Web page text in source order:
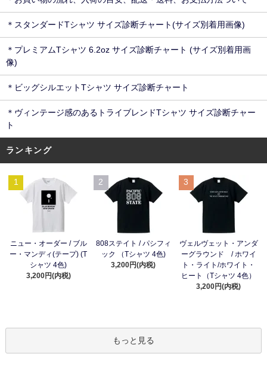
＊スタンダードTシャツ サイズ診断チャート(サイズ別着用画像)
＊プレミアムTシャツ 6.2oz サイズ診断チャート (サイズ別着用画
像)
＊ビッグシルエットTシャツ サイズ診断チャート
＊ヴィンテージ感のあるトライブレンドTシャツ サイズ診断チャー
ト
ランキング
1
ニュー・オーダー / ブル
ー・マンディ(テープ) (T
シャツ 4色)
3,200円(内税)
2
808ステイト / パシフィ
ック （Tシャツ 4色)
3,200円(内税)
3
ヴェルヴェット・アンダ
ーグラウンド / ホワイ
ト・ライト/ホワイト・
ヒート（Tシャツ 4色）
3,200円(内税)
もっと見る